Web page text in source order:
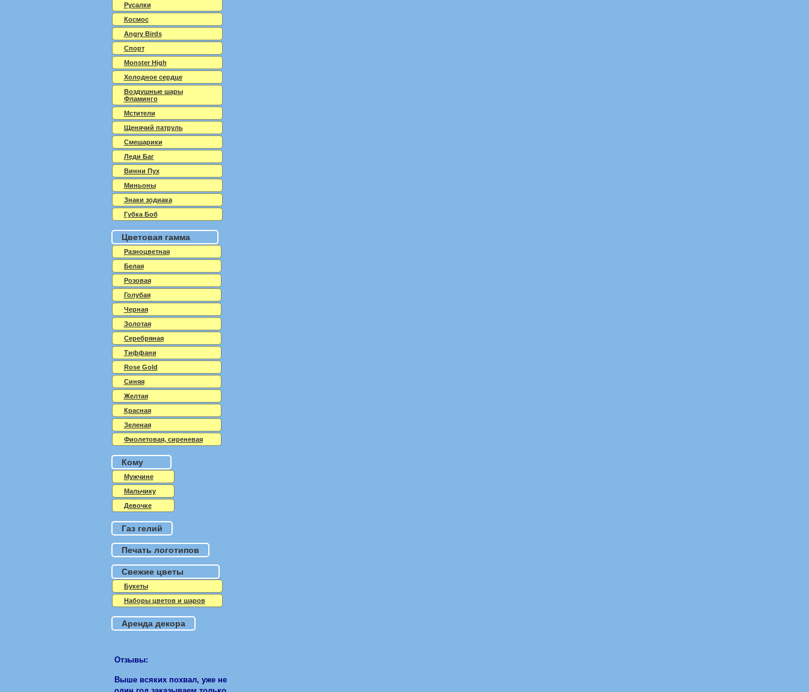
Русалки
Космос
Angry Birds
Спорт
Monster High
Холодное сердце
Воздушные шары
Фламинго
Мстители
Щенячий патруль
Смешарики
Леди Баг
Винни Пух
Миньоны
Знаки зодиака
Губка Боб
Цветовая гамма
Разноцветная
Белая
Розовая
Голубая
Черная
Золотая
Серебряная
Тиффани
Rose Gold
Синяя
Желтая
Красная
Зеленая
Фиолетовая, сиреневая
Кому
Мужчине
Мальчику
Девочке
Газ гелий
Печать логотипов
Свежие цветы
Букеты
Наборы цветов и шаров
Аренда декора
Отзывы:
Выше всяких похвал, уже не